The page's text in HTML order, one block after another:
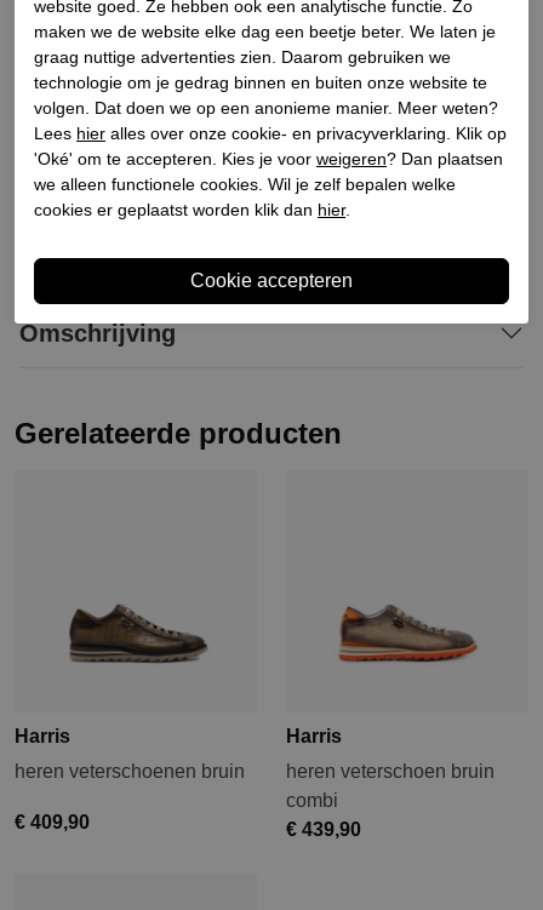
Materiaal buitenkant
Leer
Materiaal binnenkant
Leer
Materiaal zool
Leer
Hakhoogte
3
Schachthoogte
7
Winkelvoorraad
Omschrijving
Gerelateerde producten
Harris
heren veterschoenen bruin
€ 409,90
Harris
heren veterschoen bruin
combi
€ 439,90
website goed. Ze hebben ook een analytische functie. Zo
maken we de website elke dag een beetje beter. We laten je
graag nuttige advertenties zien. Daarom gebruiken we
technologie om je gedrag binnen en buiten onze website te
volgen. Dat doen we op een anonieme manier. Meer weten?
Lees hier alles over onze cookie- en privacyverklaring. Klik op
'Oké' om te accepteren. Kies je voor weigeren? Dan plaatsen
we alleen functionele cookies. Wil je zelf bepalen welke
cookies er geplaatst worden klik dan hier.